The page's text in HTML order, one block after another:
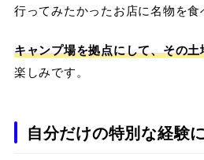
行ってみたかったお店に名物を食
キャンプ場を拠点にして、その
楽しみです。
自分だけの特別な経験